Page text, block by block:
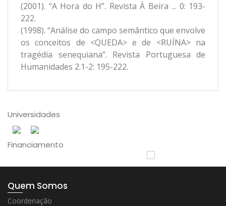
(2001). “A Hora do H”. Revista À Beira ... 0: 193-
222.
(1998). “Análise do campo semântico que envolve
os conceitos de <QUEDA> e de <RUÍNA> na
tragédia senequiana”. Revista Portuguesa de
Humanidades 2.1-2: 195-222.
Universidades
Financiamento
Quem Somos
Coordenação